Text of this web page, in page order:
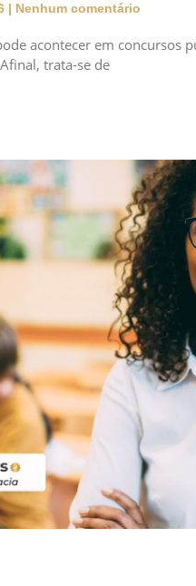
Nenhum comentário
acontecer em concursos
trata-se de